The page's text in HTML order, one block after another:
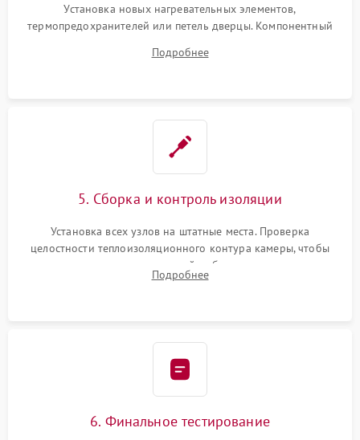
Установка новых нагревательных элементов,
термопредохранителей или петель дверцы. Компонентный
выгоревших реле, восстановление контактов и замена
Подробнее
5. Сборка и контроль изоляции
Установка всех узлов на штатные места. Проверка
целостности теплоизоляционного контура камеры, чтобы
исключить перегрев кухонной мебели и потерю тепла.
Надежная фиксация клемм и сборка корпуса шкафа.
Подробнее
6. Финальное тестирование